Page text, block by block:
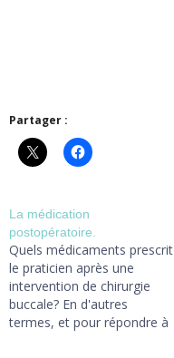
Partager :
La médication
postopératoire.
Quels médicaments prescrit
le praticien après une
intervention de chirurgie
buccale? En d'autres
termes, et pour répondre à